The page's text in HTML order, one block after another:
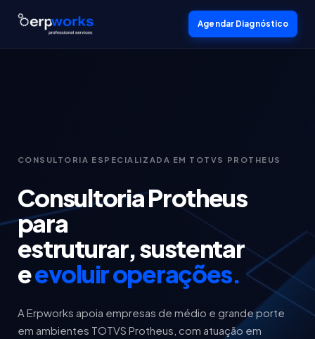
Agendar Diagnóstico
CONSULTORIA ESPECIALIZADA EM TOTVS PROTHEUS
Consultoria Protheus
para
estruturar, sustentar
eevoluir operações.
A Erpworks apoia empresas de médio e grande porte
em ambientes TOTVS Protheus, com atuação em